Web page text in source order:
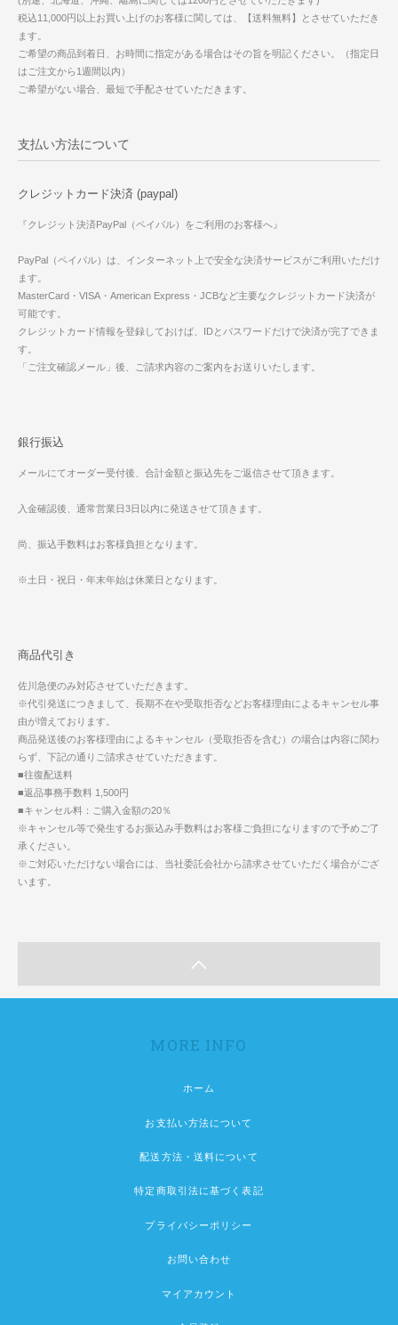
税込11,000円以上お買い上げのお客様に関しては、【送料無料】とさせていただき
ます。
ご希望の商品到着日、お時間に指定がある場合はその旨を明記ください。（指定日
はご注文から1週間以内）
ご希望がない場合、最短で手配させていただきます。
支払い方法について
クレジットカード決済 (paypal)
『クレジット決済PayPal（ペイパル）をご利用のお客様へ』
PayPal（ペイパル）は、インターネット上で安全な決済サービスがご利用いただけ
ます。
MasterCard・VISA・American Express・JCBなど主要なクレジットカード決済が
可能です。
クレジットカード情報を登録しておけば、IDとパスワードだけで決済が完了できま
す。
「ご注文確認メール」後、ご請求内容のご案内をお送りいたします。
銀行振込
メールにてオーダー受付後、合計金額と振込先をご返信させて頂きます。
入金確認後、通常営業日3日以内に発送させて頂きます。
尚、振込手数料はお客様負担となります。
※土日・祝日・年末年始は休業日となります。
商品代引き
佐川急便のみ対応させていただきます。
※代引発送につきまして、長期不在や受取拒否などお客様理由によるキャンセル事
由が増えております。
商品発送後のお客様理由によるキャンセル（受取拒否を含む）の場合は内容に関わ
らず、下記の通りご請求させていただきます。
■往復配送料
■返品事務手数料 1,500円
■キャンセル料：ご購入金額の20％
※キャンセル等で発生するお振込み手数料はお客様ご負担になりますので予めご了
承ください。
※ご対応いただけない場合には、当社委託会社から請求させていただく場合がござ
います。
MORE INFO
ホーム
お支払い方法について
配送方法・送料について
特定商取引法に基づく表記
プライバシーポリシー
お問い合わせ
マイアカウント